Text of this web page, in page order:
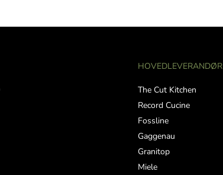
HOVEDLEVERANDØR
The Cut Kitchen
Record Cucine
Fossline
Gaggenau
Granitop
Miele